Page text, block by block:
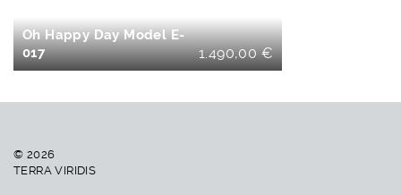
Oh Happy Day Model E-
017
1.490,00€
© 2026
TERRA VIRIDIS